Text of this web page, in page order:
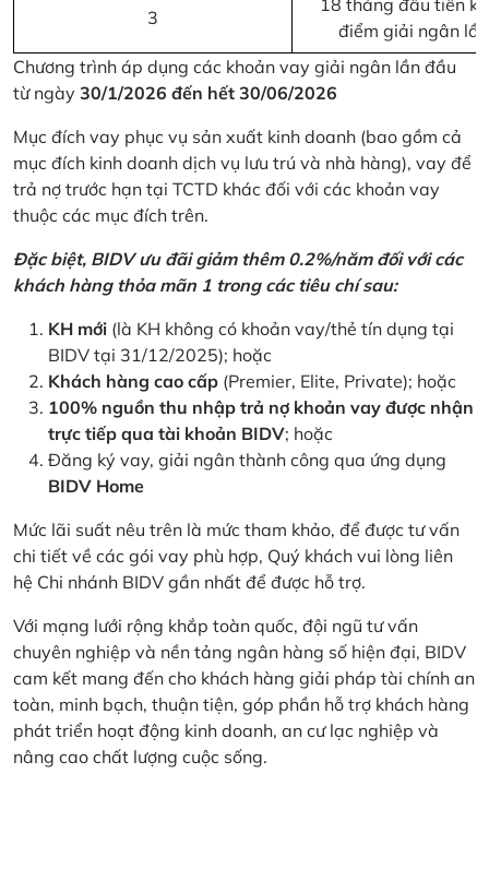
3
18 tháng đầu tiên
điểm giải ngân
Chương trình áp dụng các khoản vay giải ngân lần đầu
từ ngày 30/1/2026 đến hết 30/06/2026
Mục đích vay phục vụ sản xuất kinh doanh (bao gồm cả
mục đích kinh doanh dịch vụ lưu trú và nhà hàng), vay để
trả nợ trước hạn tại TCTD khác đối với các khoản vay
thuộc các mục đích trên.
Đặc biệt, BIDV ưu đãi giảm thêm 0.2%/năm đối với các
khách hàng thỏa mãn 1 trong các tiêu chí sau:
KH mới (là KH không có khoản vay/thẻ tín dụng tại
BIDV tại 31/12/2025); hoặc
Khách hàng cao cấp (Premier, Elite, Private); hoặc
100% nguồn thu nhập trả nợ khoản vay được nhận
trực tiếp qua tài khoản BIDV; hoặc
Đăng ký vay, giải ngân thành công qua ứng dụng
BIDV Home
Mức lãi suất nêu trên là mức tham khảo, để được tư vấn
chi tiết về các gói vay phù hợp, Quý khách vui lòng liên
hệ Chi nhánh BIDV gần nhất để được hỗ trợ.
Với mạng lưới rộng khắp toàn quốc, đội ngũ tư vấn
chuyên nghiệp và nền tảng ngân hàng số hiện đại, BIDV
cam kết mang đến cho khách hàng giải pháp tài chính an
toàn, minh bạch, thuận tiện, góp phần hỗ trợ khách hàng
phát triển hoạt động kinh doanh, an cư lạc nghiệp và
nâng cao chất lượng cuộc sống.